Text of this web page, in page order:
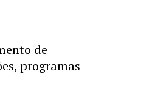
de
programas